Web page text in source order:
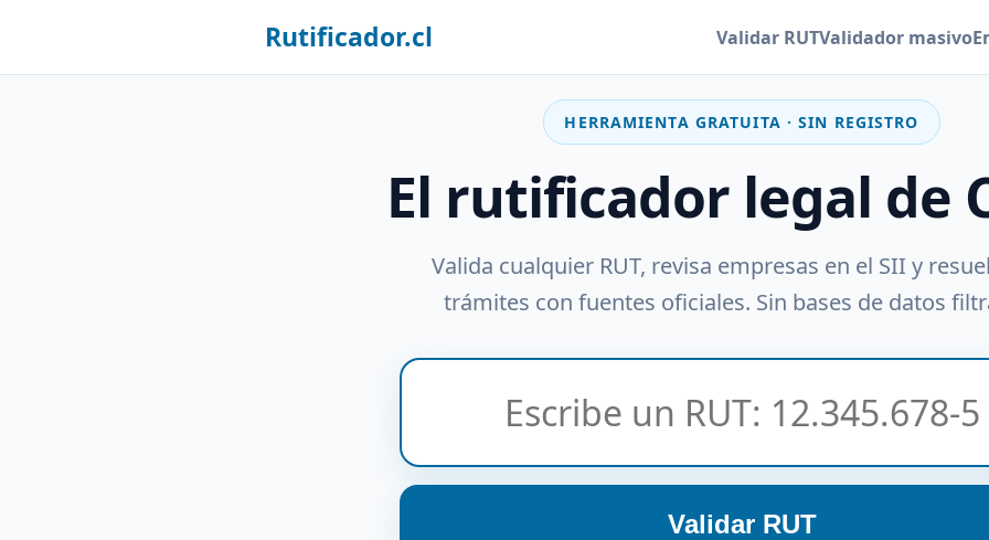
Rutificador.cl Validar RUTValidador masivo
HERRAMIENTA GRATUITA · SIN REGISTRO
El rutificador legal de
Valida cualquier RUT, revisa empresas en el SII y
trámites con fuentes oficiales. Sin bases de datos
Validar RUT